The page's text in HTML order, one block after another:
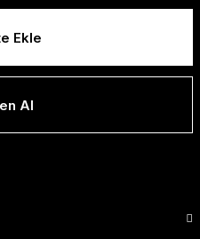
Ekle
Al